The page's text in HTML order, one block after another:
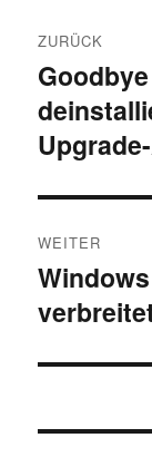
ZURÜCK
Vorheriger
Beitrag:
WEITER
Nächster
Beitrag: